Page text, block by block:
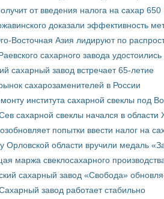
от введения налога на сахар
доказали эффективность
Восточная Азия лидируют по
сахарного завода удостоились
сахарный завод встречает 65-летие
сахарозаменителей в России
института сахарной свеклы под
сахарной свеклы начался в области
попытки ввести налог на
Орловской области вручили медаль
маржа свеклосахарного
сахарный завод «Свобода»
завод работает стабильно